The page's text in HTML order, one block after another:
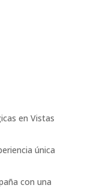
en Vistas
única
con una